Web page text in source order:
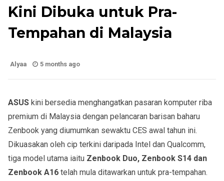
Kini Dibuka untuk Pra-
Tempahan di Malaysia
Alyaa 5 months ago
ASUS kini bersedia menghangatkan pasaran komputer riba
premium di Malaysia dengan pelancaran barisan baharu
Zenbook yang diumumkan sewaktu CES awal tahun ini.
Dikuasakan oleh cip terkini daripada Intel dan Qualcomm,
tiga model utama iaitu Zenbook Duo, Zenbook S14 dan
Zenbook A16 telah mula ditawarkan untuk pra-tempahan.